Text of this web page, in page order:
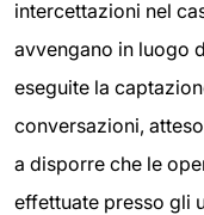
intercettazioni nel
avvengano in luogo
eseguite la
conversazioni,
a disporre che le
effettuate presso gli